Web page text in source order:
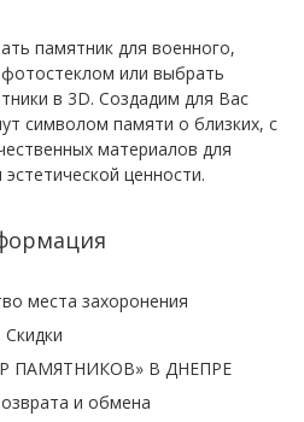
памятник для военного,
или выбрать
в 3D. Cоздадим для Вас
символом памяти о близких, с
материалов для
ценности.
места захоронения
Скидки
В ДНЕПРЕ
и обмена